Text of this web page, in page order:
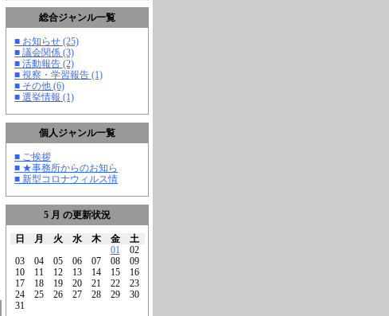
総合ジャンル一覧
■ お知らせ (25)
■ 議会関係 (3)
■ 活動報告 (2)
■ 視察・学習報告 (1)
■ その他 (6)
■ 選挙情報 (1)
個人ジャンル一覧
■ ご挨拶
■ ★事務所からのお知ら
■ 新型コロナウィルス情
5 月 の更新状況
日 月 火 水 木 金
土
01
02
03
04 05 06 07 08
09
10
11 12 13 14 15
16
17
18 19 20 21 22
23
24
25 26 27 28 29
30
31